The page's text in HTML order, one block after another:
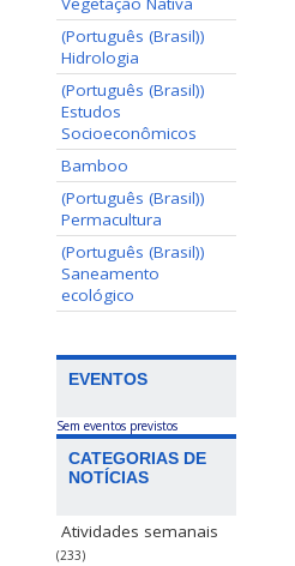
(Português (Brasil))
Hidrologia
(Português (Brasil))
Estudos
Socioeconômicos
Bamboo
(Português (Brasil))
Permacultura
(Português (Brasil))
Saneamento
ecológico
EVENTOS
Sem eventos previstos
CATEGORIAS DE
NOTÍCIAS
Atividades semanais
(233)